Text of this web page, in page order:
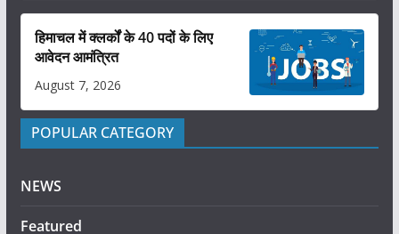
हिमाचल में क्लर्कों के 40 पदों के लिए
आवेदन आमंत्रित
August 7, 2026
POPULAR CATEGORY
NEWS
Featured